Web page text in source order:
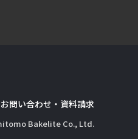
お問い合わせ・資料請求
Bakelite Co., Ltd.